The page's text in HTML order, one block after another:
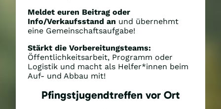
Meldet euren Beitrag oder
Info/Verkaufsstand an und übernehmt
eine Gemeinschaftsaufgabe!
Stärkt die Vorbereitungsteams:
Öffentlichkeitsarbeit, Programm oder
Logistik und macht als Helfer*innen beim
Auf- und Abbau mit!
Pfingstjugendtreffen vor Ort